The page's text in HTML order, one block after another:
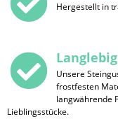
Hergestellt in
Langlebig
Unsere
frostfesten
langwährende
Lieblingsstücke.